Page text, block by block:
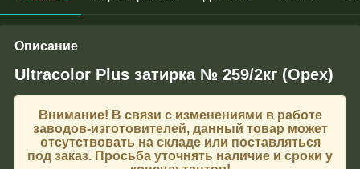
Описание
Ultracolor Plus затирка № 259/2кг (Орех)
Внимание! В связи с изменениями в работе
заводов-изготовителей, данный товар может
отсутствовать на складе или поставляться
под заказ. Просьба уточнять наличие и сроки у